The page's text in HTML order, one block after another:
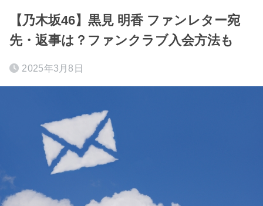
【乃木坂46】黒見 明香 ファンレター宛
先・返事は？ファンクラブ入会方法も
2025年3月8日